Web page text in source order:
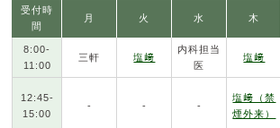
受付時
間
月 火 水 木
8:00-
11:00
三軒 塩﨑
内科担当
医
塩﨑
12:45-
15:00
- - -
塩﨑（禁
煙外来）